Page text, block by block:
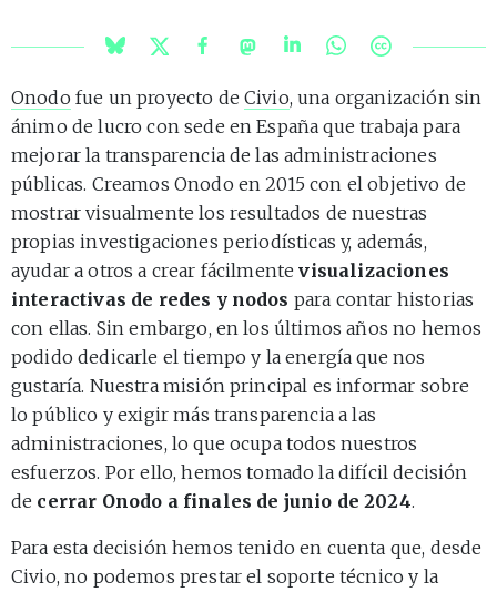
Onodo fue un proyecto deCivio, una organización sin
ánimo de lucro con sede en España que trabaja para
mejorar la transparencia de las administraciones
públicas. Creamos Onodo en 2015 con el objetivo de
mostrar visualmente los resultados de nuestras
propias investigaciones periodísticas y, además,
ayudar a otros a crear fácilmentevisualizaciones
interactivas de redes y nodos para contar historias
con ellas. Sin embargo, en los últimos años no hemos
podido dedicarle el tiempo y la energía que nos
gustaría. Nuestra misión principal es informar sobre
lo público y exigir más transparencia a las
administraciones, lo que ocupa todos nuestros
esfuerzos. Por ello, hemos tomado la difícil decisión
de cerrar Onodo a finales de junio de 2024.
Para esta decisión hemos tenido en cuenta que, desde
Civio, no podemos prestar el soporte técnico y la